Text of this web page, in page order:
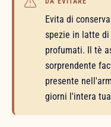
Evita di
spezie in latte
profumati. Il tè
sorprendente
presente
giorni l'intera